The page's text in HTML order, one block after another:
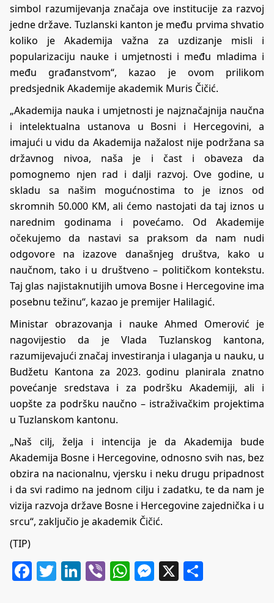
simbol razumijevanja značaja ove institucije za razvoj
jedne države. Tuzlanski kanton je među prvima shvatio
koliko je Akademija važna za uzdizanje misli i
popularizaciju nauke i umjetnosti i među mladima i
među građanstvom“, kazao je ovom prilikom
predsjednik Akademije akademik Muris Čičić.
„Akademija nauka i umjetnosti je najznačajnija naučna
i intelektualna ustanova u Bosni i Hercegovini, a
imajući u vidu da Akademija nažalost nije podržana sa
državnog nivoa, naša je i čast i obaveza da
pomognemo njen rad i dalji razvoj. Ove godine, u
skladu sa našim mogućnostima to je iznos od
skromnih 50.000 KM, ali ćemo nastojati da taj iznos u
narednim godinama i povećamo. Od Akademije
očekujemo da nastavi sa praksom da nam nudi
odgovore na izazove današnjeg društva, kako u
naučnom, tako i u društveno – političkom kontekstu.
Taj glas najistaknutijih umova Bosne i Hercegovine ima
posebnu težinu“, kazao je premijer Halilagić.
Ministar obrazovanja i nauke Ahmed Omerović je
nagovijestio da je Vlada Tuzlanskog kantona,
razumijevajući značaj investiranja i ulaganja u nauku, u
Budžetu Kantona za 2023. godinu planirala znatno
povećanje sredstava i za podršku Akademiji, ali i
uopšte za podršku naučno – istraživačkim projektima
u Tuzlanskom kantonu.
„Naš cilj, želja i intencija je da Akademija bude
Akademija Bosne i Hercegovine, odnosno svih nas, bez
obzira na nacionalnu, vjersku i neku drugu pripadnost
i da svi radimo na jednom cilju i zadatku, te da nam je
vizija razvoja države Bosne i Hercegovine zajednička i u
srcu“, zaključio je akademik Čičić.
(TIP)
Facebook
Twitter
LinkedIn
ViberWhatsApp
Messenger
X